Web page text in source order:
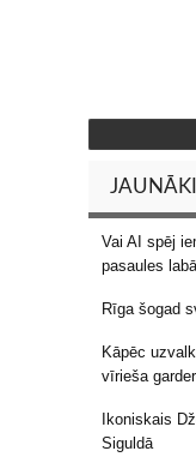
Vai AI spēj
pasaules
Rīga šogad
Kāpēc
vīrieša
Ikoniskais
Siguldā